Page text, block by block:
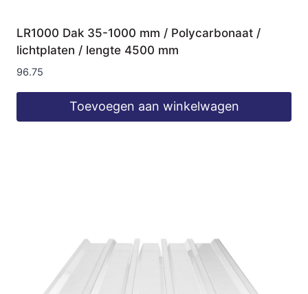
LR1000 Dak 35-1000 mm / Polycarbonaat /
lichtplaten / lengte 4500 mm
96.75
Toevoegen aan winkelwagen